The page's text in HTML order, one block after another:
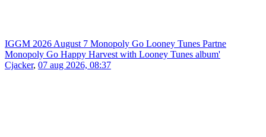
IGGM 2026 August 7 Monopoly Go Looney Tunes Partne
Monopoly Go Happy Harvest with Looney Tunes album'
Cjacker, 07 aug 2026, 08:37